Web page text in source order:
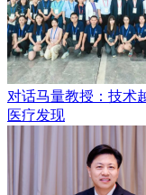
对话马量教授：技术
医疗发现